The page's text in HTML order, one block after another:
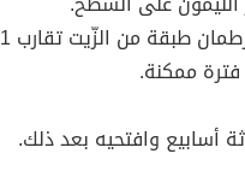
بإمكانك أن تضعي على سطح البرطمان طبقة من الزّيت تقارب 1
ممكنة.
أسابيع وافتحيه بعد ذلك.